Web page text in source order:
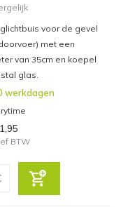
voor de gevel
met een
van 35cm en koepel
glas.
werkdagen
BTW